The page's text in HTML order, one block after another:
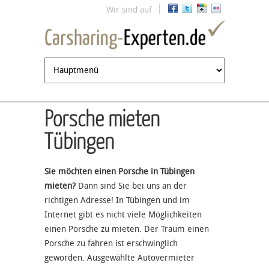
Jump to navigation
Wir sind auf
Porsche mieten
Tübingen
Sie möchten einen Porsche in Tübingen
mieten? Dann sind Sie bei uns an der
richtigen Adresse! In Tübingen und im
Internet gibt es nicht viele Möglichkeiten
einen Porsche zu mieten. Der Traum einen
Porsche zu fahren ist erschwinglich
geworden. Ausgewählte Autovermieter